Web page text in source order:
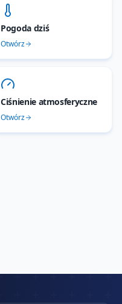
Pogoda dziś
Otwórz
Ciśnienie atmosferyczne
Otwórz